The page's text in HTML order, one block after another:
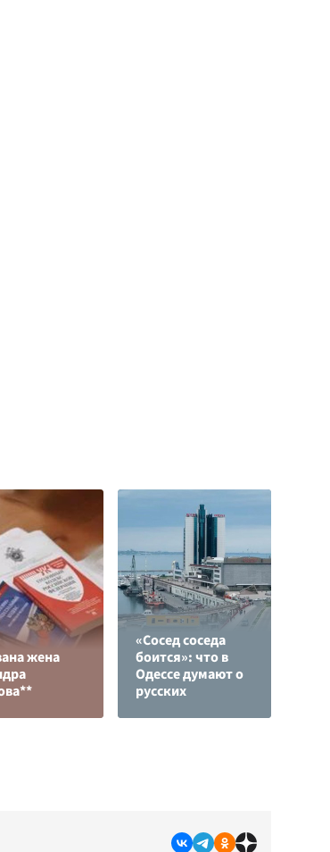
жена
«Сосед соседа
боится»: что в
Одессе думают о
русских